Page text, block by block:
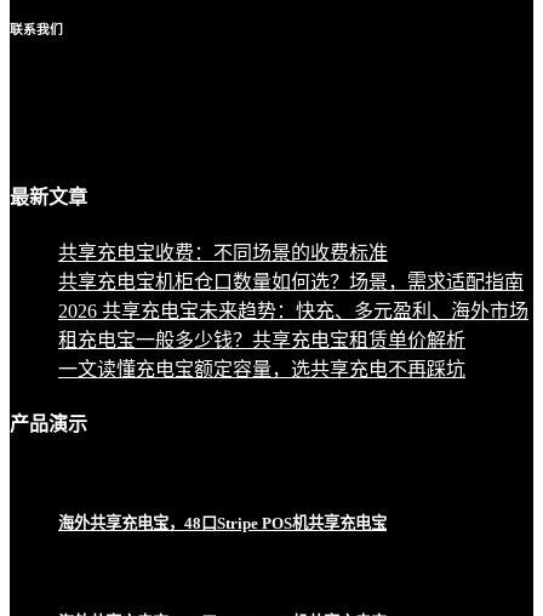
联系我们
最新文章
共享充电宝收费：不同场景的收费标准
共享充电宝机柜仓口数量如何选？场景，需求适配指南
2026 共享充电宝未来趋势：快充、多元盈利、海外市场
租充电宝一般多少钱？共享充电宝租赁单价解析
一文读懂充电宝额定容量，选共享充电不再踩坑
产品演示
海外共享充电宝，48口Stripe POS机共享充电宝